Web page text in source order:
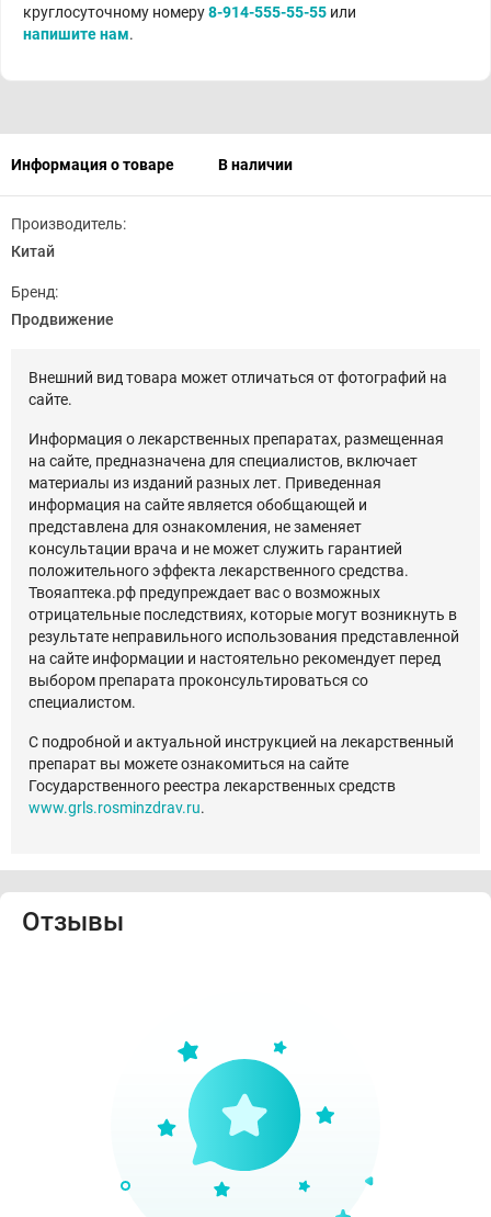
круглосуточному номеру8-914-555-55-55 или
напишите нам.
Информация о товаре В наличии
Производитель:
Китай
Бренд:
Продвижение
Внешний вид товара может отличаться от фотографий на
сайте.
Информация о лекарственных препаратах, размещенная
на сайте, предназначена для специалистов, включает
материалы из изданий разных лет. Приведенная
информация на сайте является обобщающей и
представлена для ознакомления, не заменяет
консультации врача и не может служить гарантией
положительного эффекта лекарственного средства.
Твояаптека.рф предупреждает вас о возможных
отрицательные последствиях, которые могут возникнуть в
результате неправильного использования представленной
на сайте информации и настоятельно рекомендует перед
выбором препарата проконсультироваться со
специалистом.
С подробной и актуальной инструкцией на лекарственный
препарат вы можете ознакомиться на сайте
Государственного реестра лекарственных средств
www.grls.rosminzdrav.ru.
Отзывы